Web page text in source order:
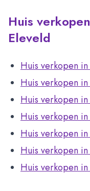
Huis
Eleveld
Huis verkopen in
Huis verkopen in
Huis verkopen
Huis verkopen
Huis verkopen
Huis verkopen
Huis verkopen